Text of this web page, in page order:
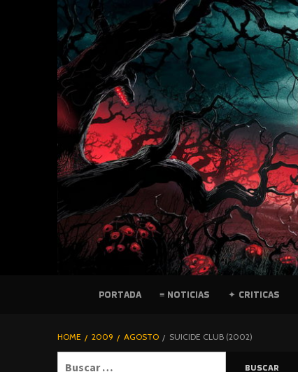
PELICULAS
BLOGHORROR
⋆
PORTADA ≡ NOTICIAS ✦ CRITICAS
HOME 2009 AGOSTO SUICIDE CLUB (2002)